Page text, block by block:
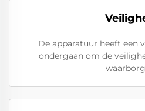
De apparatuur heeft een
ondergaan om de